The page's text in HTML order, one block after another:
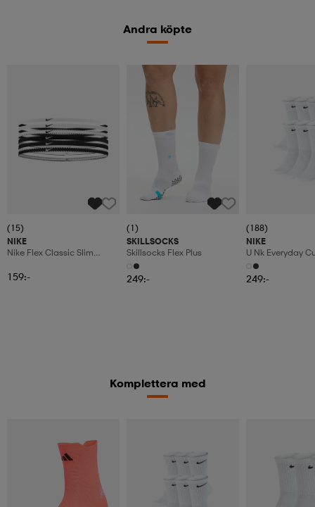
Andra köpte
(15)
NIKE
Nike Flex Classic Slim
159:-
(1)
SKILLSOCKS
Skillsocks Flex Plus
249:-
(188)
NIKE
U Nk Everyday
6pr-Bd
249:-
Komplettera med